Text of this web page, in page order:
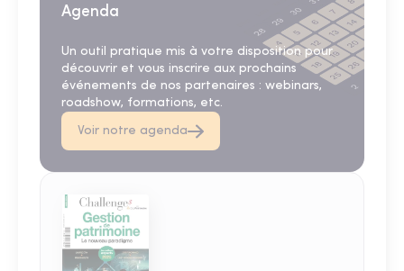
Agenda
Un outil pratique mis à votre disposition pour
découvrir et vous inscrire aux prochains
événements de nos partenaires : webinars,
roadshow, formations, etc.
Voir notre agenda